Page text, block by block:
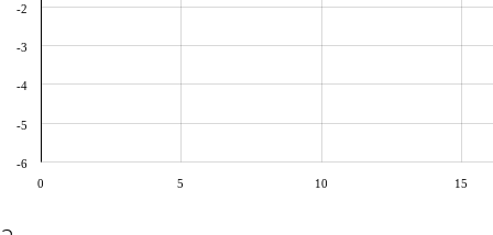
-6
-5
-4
-3
-2
0 5 10 15